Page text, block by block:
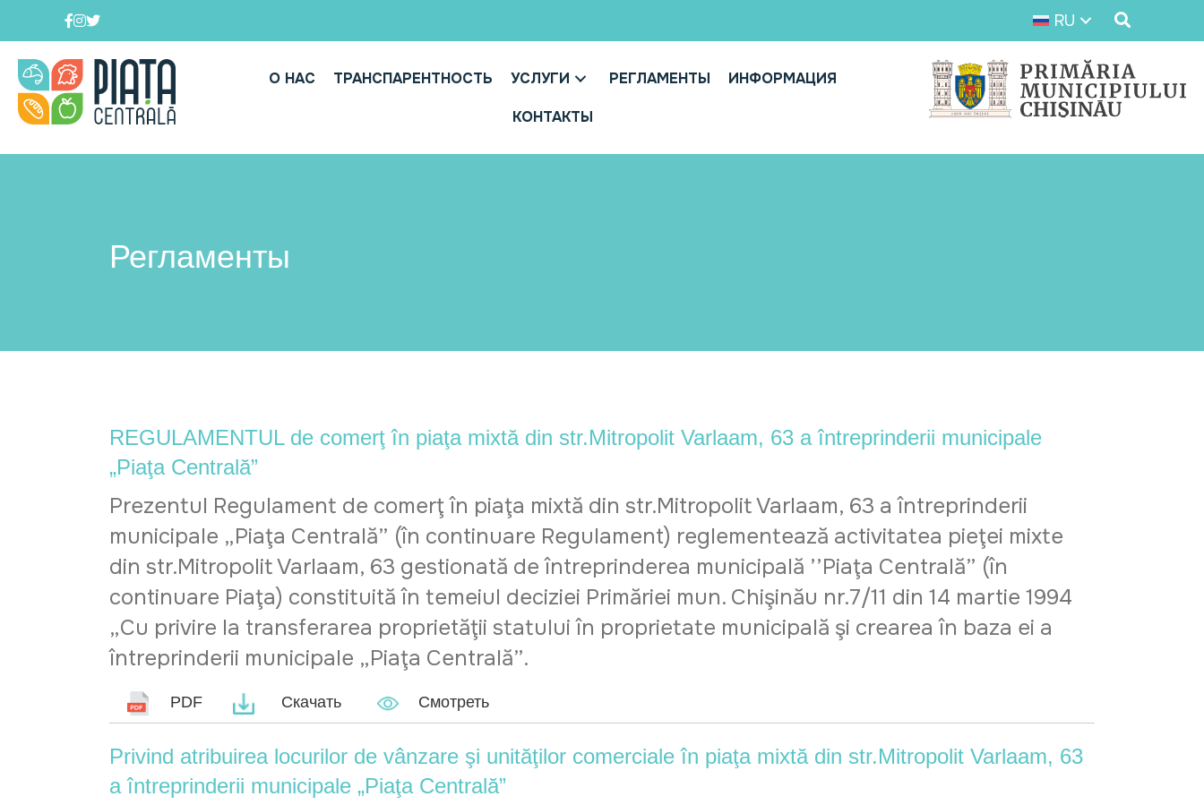
RU
О НАС ТРАНСПАРЕНТНОСТЬ УСЛУГИ РЕГЛАМЕНТЫ ИНФОРМАЦИЯ
КОНТАКТЫ
Регламенты
REGULAMENTUL de comerţ în piaţa mixtă din str.Mitropolit Varlaam, 63 a întreprinderii municipale
„Piaţa Centrală”
Prezentul Regulament de comerţ în piaţa mixtă din str.Mitropolit Varlaam, 63 a întreprinderii
municipale „Piaţa Centrală” (în continuare Regulament) reglementează activitatea pieţei mixte
din str.Mitropolit Varlaam, 63 gestionată de întreprinderea municipală ’’Piaţa Centrală” (în
continuare Piaţa) constituită în temeiul deciziei Primăriei mun. Chişinău nr.7/11 din 14 martie 1994
„Cu privire la transferarea proprietăţii statului în proprietate municipală şi crearea în baza ei a
întreprinderii municipale „Piaţa Centrală”.
PDF Скачать Смотреть
Privind atribuirea locurilor de vânzare şi unităţilor comerciale în piaţa mixtă din str.Mitropolit Varlaam, 63
a întreprinderii municipale „Piaţa Centrală”